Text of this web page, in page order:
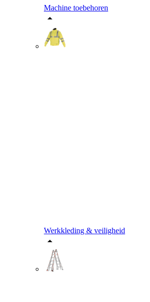
Machine toebehoren
Werkkleding & veiligheid